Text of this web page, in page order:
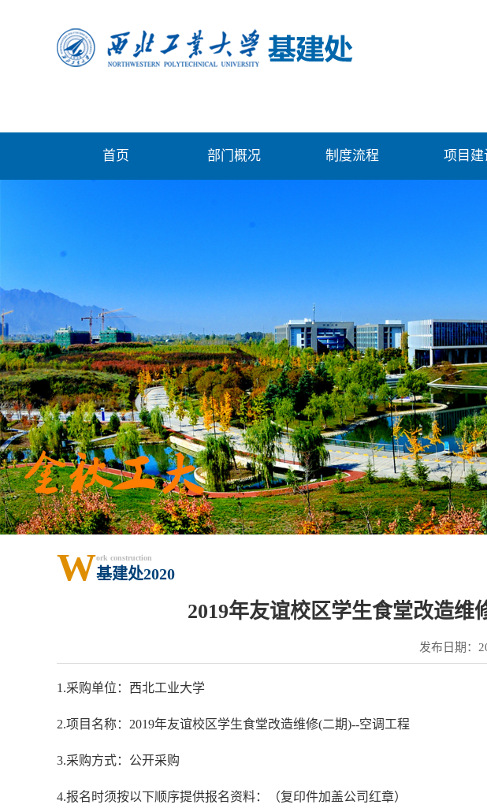
首页 部门概况 制度流程 项目建
Work construction
基建处2020
2019年友谊校区学生食堂改造维
发布日期：
1.采购单位：西北工业大学
2.项目名称：2019年友谊校区学生食堂改造维修(二期)--空调工程
3.采购方式：公开采购
4.报名时须按以下顺序提供报名资料：（复印件加盖公司红章）